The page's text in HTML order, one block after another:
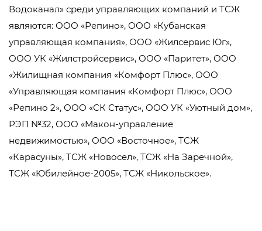
Водоканал» среди управляющих компаний и ТСЖ
являются: ООО «Репино», ООО «Кубанская
управляющая компания», ООО «Жилсервис Юг»,
ООО УК «Жилстройсервис», ООО «Паритет», ООО
«Жилищная компания «Комфорт Плюс», ООО
«Управляющая компания «Комфорт Плюс», ООО
«Репино 2», ООО «СК Статус», ООО УК «Уютный дом»,
РЭП №32, ООО «Макон-управление
недвижимостью», ООО «Восточное», ТСЖ
«Карасуны», ТСЖ «Новосел», ТСЖ «На Заречной»,
ТСЖ «Юбилейное-2005», ТСЖ «Никольское».